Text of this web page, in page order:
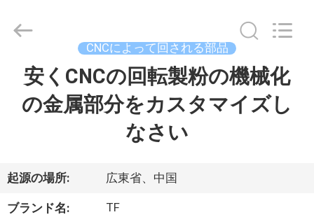
品
Copyright
Shenzhen
Technology
CNCによって回される部品
安くCNCの回転製粉の機械化
の金属部分をカスタマイズし
なさい
起源の場所: 広東省、中国
ブランド名: TF